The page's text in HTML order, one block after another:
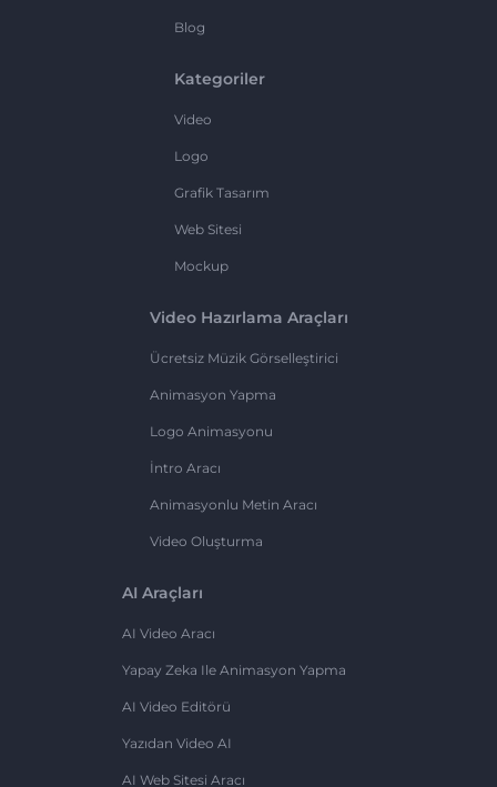
Blog
Kategoriler
Video
Logo
Grafik Tasarım
Web Sitesi
Mockup
Video Hazırlama Araçları
Ücretsiz Müzik Görselleştirici
Animasyon Yapma
Logo Animasyonu
İntro Aracı
Animasyonlu Metin Aracı
Video Oluşturma
AI Araçları
AI Video Aracı
Yapay Zeka Ile Animasyon Yapma
AI Video Editörü
Yazıdan Video AI
AI Web Sitesi Aracı